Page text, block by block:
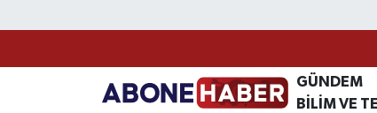
GÜNDEM
BİLİM VE
Yazarlar
Nöbetçi Eczaneler